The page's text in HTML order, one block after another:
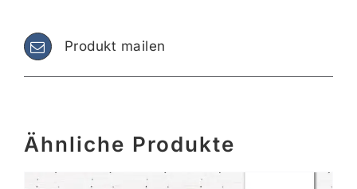
Produkt mailen
Ähnliche Produkte